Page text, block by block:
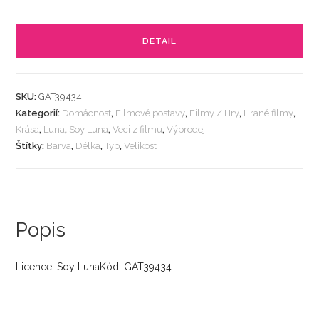
DETAIL
SKU:GAT39434
Kategorií: Domácnost, Filmové postavy, Filmy / Hry, Hrané filmy,
Krása, Luna, Soy Luna,Veci z filmu,Výprodej
Štítky: Barva, Délka,Typ,Velikost
Popis
Licence: Soy LunaKód: GAT39434